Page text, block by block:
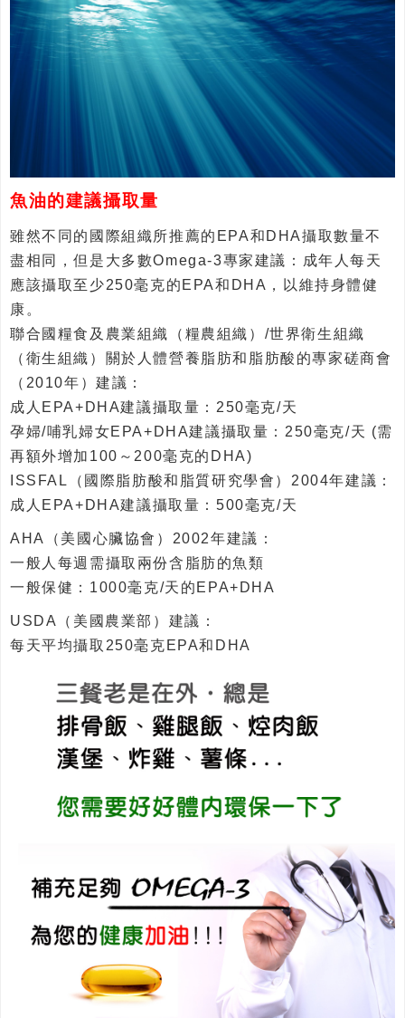
魚油的建議攝取量
雖然不同的國際組織所推薦的EPA和DHA攝取數量不
盡相同，但是大多數Omega-3專家建議：成年人每天
應該攝取至少250毫克的EPA和DHA，以維持身體健
康。
聯合國糧食及農業組織（糧農組織）/世界衛生組織
（衛生組織）關於人體營養脂肪和脂肪酸的專家磋商會
（2010年）建議：
成人EPA+DHA建議攝取量：250毫克/天
孕婦/哺乳婦女EPA+DHA建議攝取量：250毫克/天 (需
再額外增加100～200毫克的DHA)
ISSFAL（國際脂肪酸和脂質研究學會）2004年建議：
成人EPA+DHA建議攝取量：500毫克/天
AHA（美國心臟協會）2002年建議：
一般人每週需攝取兩份含脂肪的魚類
一般保健：1000毫克/天的EPA+DHA
USDA（美國農業部）建議：
每天平均攝取250毫克EPA和DHA